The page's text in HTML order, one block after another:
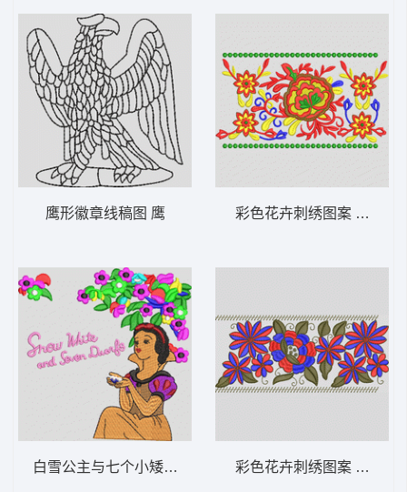
鹰形徽章线稿图 鹰
白雪公主与七个小矮人刺绣图案 美女
彩色花卉刺绣图案 条形
彩色花卉刺绣图案 抽象